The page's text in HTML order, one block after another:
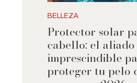
BELLEZA
Protector solar
cabello: el aliado
imprescindible
proteger tu pelo